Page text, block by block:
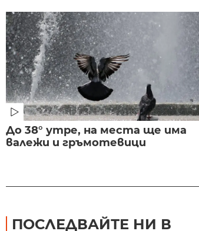
До 38° утре, на места ще има
валежи и гръмотевици
ПОСЛЕДВАЙТЕ НИ В